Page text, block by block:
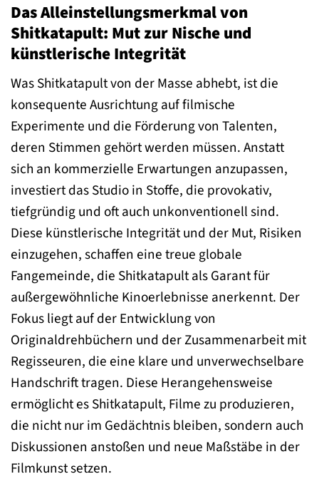
Das Alleinstellungsmerkmal von
Shitkatapult: Mut zur Nische und
künstlerische Integrität
Was Shitkatapult von der Masse abhebt, ist die
konsequente Ausrichtung auf filmische
Experimente und die Förderung von Talenten,
deren Stimmen gehört werden müssen. Anstatt
sich an kommerzielle Erwartungen anzupassen,
investiert das Studio in Stoffe, die provokativ,
tiefgründig und oft auch unkonventionell sind.
Diese künstlerische Integrität und der Mut, Risiken
einzugehen, schaffen eine treue globale
Fangemeinde, die Shitkatapult als Garant für
außergewöhnliche Kinoerlebnisse anerkennt. Der
Fokus liegt auf der Entwicklung von
Originaldrehbüchern und der Zusammenarbeit mit
Regisseuren, die eine klare und unverwechselbare
Handschrift tragen. Diese Herangehensweise
ermöglicht es Shitkatapult, Filme zu produzieren,
die nicht nur im Gedächtnis bleiben, sondern auch
Diskussionen anstoßen und neue Maßstäbe in der
Filmkunst setzen.